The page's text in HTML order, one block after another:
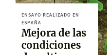
ENSAYO REALIZADO EN
ESPAÑA
Mejora de las
condiciones